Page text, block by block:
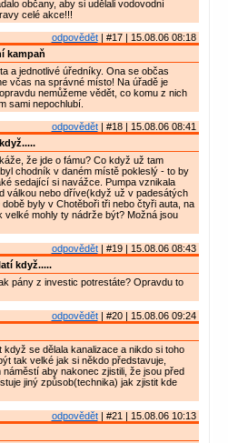
občany, aby si udělali vodovodní
celé akce!!!
odpovědět| #17 | 15.08.06 08:18
kampaň
a jednotlivé úředníky. Ona se občas
včas na správné místo! Na úřadě je
nemůžeme vědět, co komu z nich
sami nepochlubí.
odpovědět| #18 | 15.08.06 08:41
že jde o fámu? Co když už tam
chodník v daném místě pokleslý - to by
sedající si navážce. Pumpa vznikala
válkou nebo dříve(když už v padesátých
byly v Chotěboři tři nebo čtyři auta, na
velké mohly ty nádrže být? Možná jsou
odpovědět| #19 | 15.08.06 08:43
když.....
pány z investic potrestáte? Opravdu to
odpovědět| #20 | 15.08.06 09:24
se dělala kanalizace a nikdo si toho
tak velké jak si někdo představuje,
náměstí aby nakonec zjistili, že jsou před
jiný způsob(technika) jak zjistit kde
odpovědět| #21 | 15.08.06 10:13